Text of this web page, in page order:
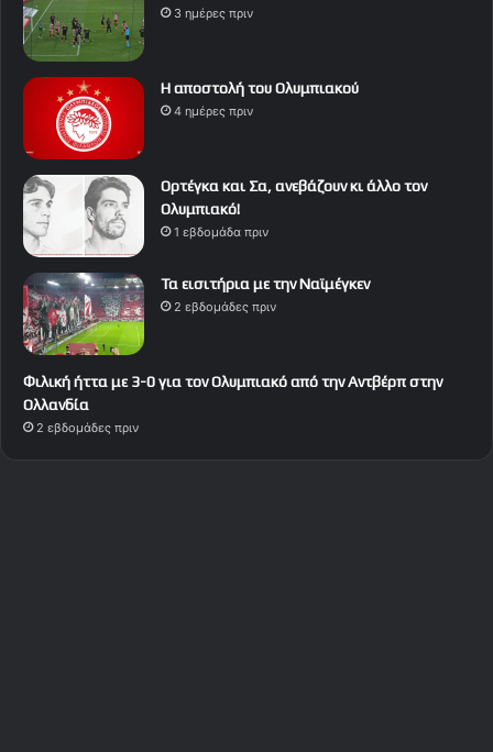
3 ημέρες πριν
Η αποστολή του Ολυμπιακού
4 ημέρες πριν
Ορτέγκα και Σα, ανεβάζουν κι άλλο τον
Ολυμπιακό!
1 εβδομάδα πριν
Τα εισιτήρια με την Ναϊμέγκεν
2 εβδομάδες πριν
Φιλική ήττα με 3-0 για τον Ολυμπιακό από την Αντβέρπ στην
Ολλανδία
2 εβδομάδες πριν